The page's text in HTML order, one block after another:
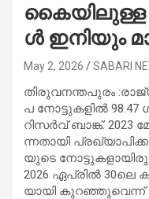
കൈ​യി​ലു​ള്ള
ൾ ഇ​നി​യും
May 2, 2026 SABARI
തിരുവനന്തപുരം
പ നോ​ട്ടു​ക​ളി​ൽ 98.47
റി​സ​ർ​വ് ബാ​ങ്ക്. 2023
ന്ന​താ​യി
യു​ടെ
2026 ഏ​പ്രി​ൽ 30ലെ
യാ​യി